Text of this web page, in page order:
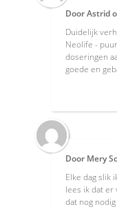
DoorAstrid
Duidelijk
Neolife -
doseringen
goede en
Door Mery
Elke dag slik
lees ik dat
dat nog